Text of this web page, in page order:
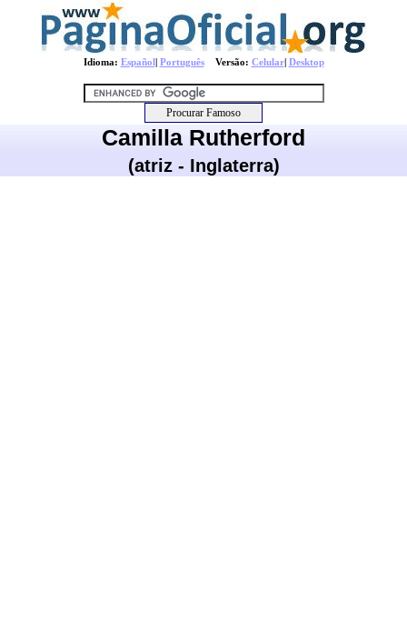
Idioma: Español| PortuguêsVersão: Celular| Desktop
Camilla Rutherford
(atriz - Inglaterra)